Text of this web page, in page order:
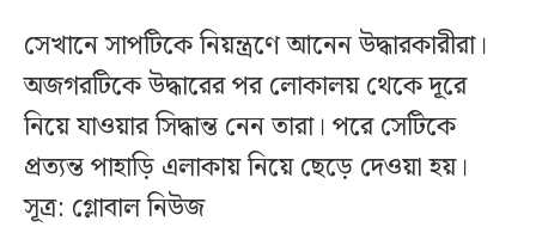
সেখানে সাপটিকে নিয়ন্ত্রণে আনেন উদ্ধারকারীরা।
অজগরটিকে উদ্ধারের পর লোকালয় থেকে দূরে
নিয়ে যাওয়ার সিদ্ধান্ত নেন তারা। পরে সেটিকে
প্রত্যন্ত পাহাড়ি এলাকায় নিয়ে ছেড়ে দেওয়া হয়।
সূত্র: গ্লোবাল নিউজ